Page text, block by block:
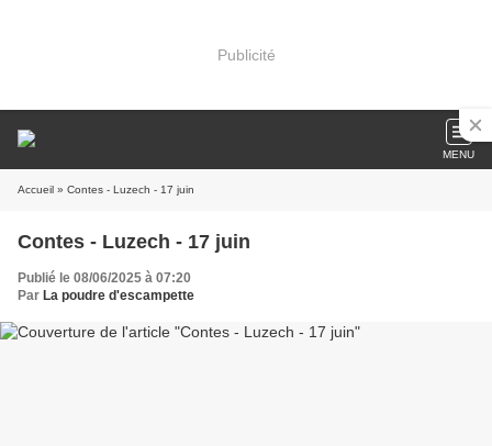
Publicité
MENU
Accueil » Contes - Luzech - 17 juin
Contes - Luzech - 17 juin
Publié le 08/06/2025 à 07:20
Par La poudre d'escampette